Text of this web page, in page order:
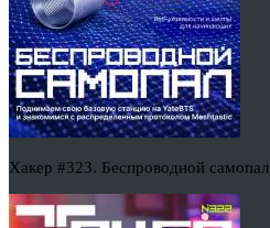
Хакер #323. Беспроводной самопал